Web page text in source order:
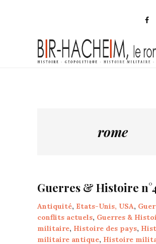
rome
Guerres & Histoire
Antiquité, Etats-Unis, USA,
conflits actuels, Guerres &
militaire, Histoire des pays,
militaire antique, Histoire